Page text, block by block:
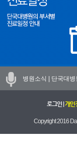
병원소식 | 단국대
로그인| 개인
Copyright 2016